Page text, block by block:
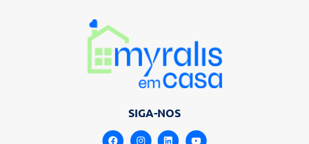
SIGA-NOS